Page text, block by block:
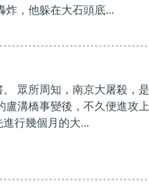
炸，他躲在大石頭底...
眾所周知，南京大屠殺，是
盧溝橋事變後，不久便進攻上
行幾個月的大...